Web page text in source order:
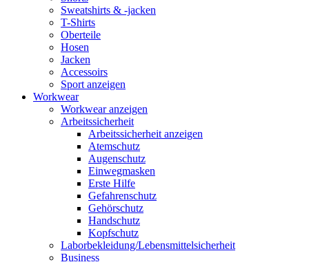
Sweatshirts & -jacken
T-Shirts
Oberteile
Hosen
Jacken
Accessoirs
Sport anzeigen
Workwear
Workwear anzeigen
Arbeitssicherheit
Arbeitssicherheit anzeigen
Atemschutz
Augenschutz
Einwegmasken
Erste Hilfe
Gefahrenschutz
Gehörschutz
Handschutz
Kopfschutz
Laborbekleidung/Lebensmittelsicherheit
Business